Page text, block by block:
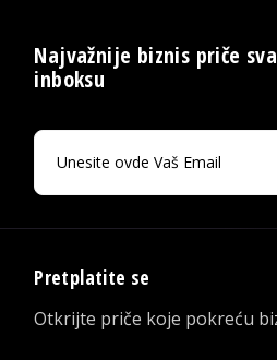
Najvažnije biznis priče
inboksu
Pretplatite se
Otkrijte priče koje pokreću